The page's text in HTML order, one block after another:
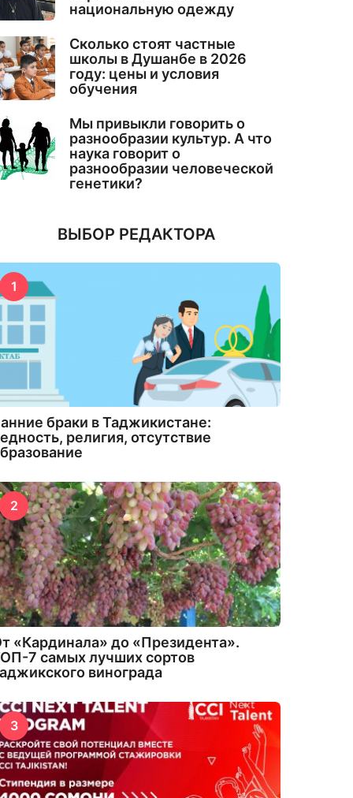
национальную одежду
Сколько стоят частные
школы в Душанбе в 2026
году: цены и условия
обучения
Мы привыкли говорить о
разнообразии культур. А что
наука говорит о
разнообразии человеческой
генетики?
ВЫБОР РЕДАКТОРА
1
браки в Таджикистане:
религия, отсутствие
2
«Кардинала» до «Президента».
7 самых лучших сортов
винограда
3